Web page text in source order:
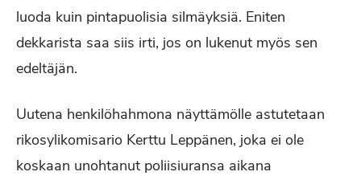
luoda kuin pintapuolisia silmäyksiä. Eniten
dekkarista saa siis irti, jos on lukenut myös sen
edeltäjän.
Uutena henkilöhahmona näyttämölle astutetaan
rikosylikomisario Kerttu Leppänen, joka ei ole
koskaan unohtanut poliisiuransa aikana